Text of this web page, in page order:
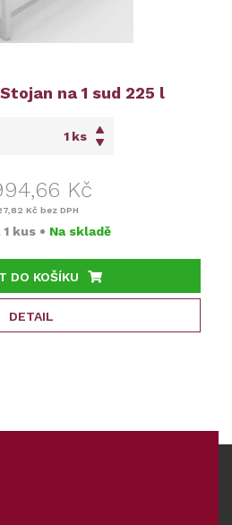
na 1 sud 225 l
ks
Kč
Kč bez DPH
1 kus • Na skladě
DO KOŠÍKU
DETAIL